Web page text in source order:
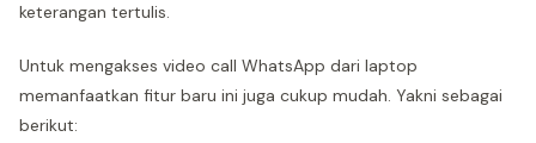
keterangan tertulis.
Untuk mengakses video call WhatsApp dari laptop
memanfaatkan fitur baru ini juga cukup mudah. Yakni sebagai
berikut: